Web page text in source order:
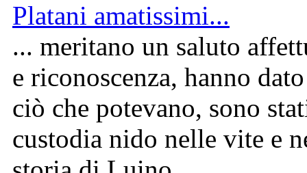
Platani amatissimi...
... meritano un saluto
e riconoscenza, hanno
ciò che potevano, sono
custodia nido nelle vite e